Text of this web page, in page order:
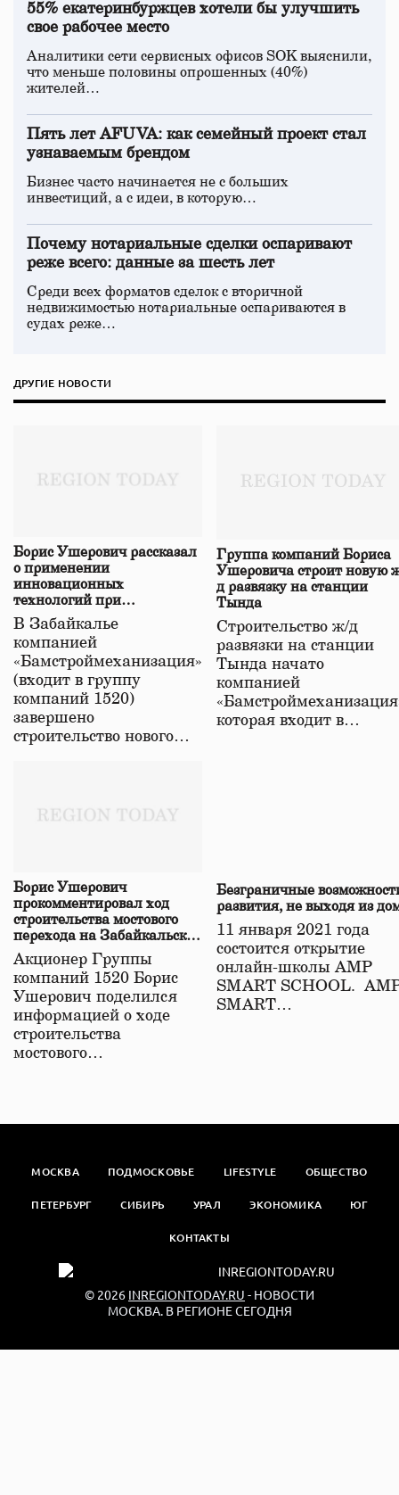
55% екатеринбуржцев хотели бы улучшить
свое рабочее место
Аналитики сети сервисных офисов SOK выяснили,
что меньше половины опрошенных (40%)
жителей…
Пять лет AFUVA: как семейный проект стал
узнаваемым брендом
Бизнес часто начинается не с больших
инвестиций, а с идеи, в которую…
Почему нотариальные сделки оспаривают
реже всего: данные за шесть лет
Среди всех форматов сделок с вторичной
недвижимостью нотариальные оспариваются в
судах реже…
ДРУГИЕ НОВОСТИ
Борис Ушерович рассказал
о применении
инновационных
технологий при
строительстве нового моста
в Забайкалье
В Забайкалье
компанией
«Бамстроймеханизация»
(входит в группу
компаний 1520)
завершено
строительство нового…
Группа компаний Бориса
Ушеровича строит новую
д развязку на станции
Тында
Строительство ж/д
развязки на станции
Тында начато
компанией
которая входит в…
Борис Ушерович
прокомментировал ход
строительства мостового
перехода на Забайкальской
железной дороге
Акционер Группы
компаний 1520 Борис
Ушерович поделился
информацией о ходе
строительства
мостового…
Безграничные
развития, не выходя из
11 января 2021 года
состоится открытие
онлайн-школы АМР
SMART SCHOOL.
SMART…
МОСКВА ПОДМОСКОВЬЕ LIFESTYLE ОБЩЕСТВО
ПЕТЕРБУРГ СИБИРЬ УРАЛ ЭКОНОМИКА ЮГ
КОНТАКТЫ
© 2026 INREGIONTODAY.RU - НОВОСТИ
МОСКВА. В РЕГИОНЕ СЕГОДНЯ